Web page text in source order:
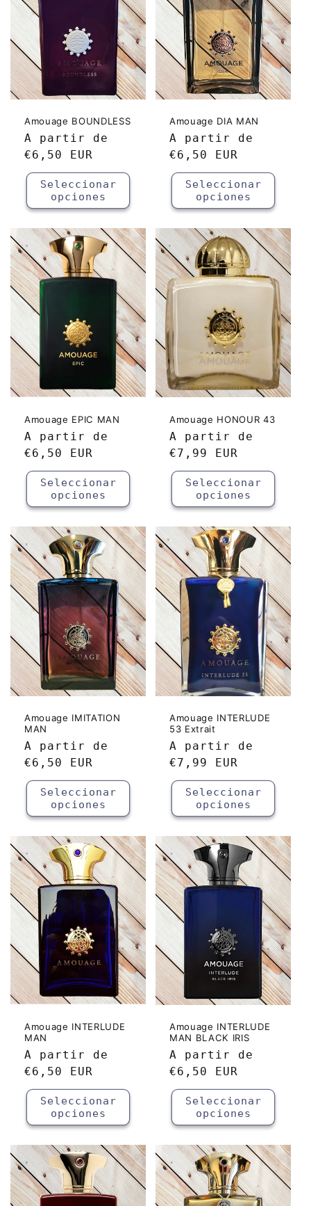
Amouage BOUNDLESS
Precio
habitual
A partir de
€6,50 EUR
Seleccionar
opciones
Amouage DIA MAN
Precio
habitual
A partir de
€6,50 EUR
Seleccionar
opciones
Amouage EPIC MAN
Precio
habitual
A partir de
€6,50 EUR
Seleccionar
opciones
Amouage HONOUR 43
Precio
habitual
A partir de
€7,99 EUR
Seleccionar
opciones
Amouage IMITATION
MAN
Precio
habitual
A partir de
€6,50 EUR
Seleccionar
opciones
Amouage INTERLUDE
53 Extrait
Precio
habitual
A partir de
€7,99 EUR
Seleccionar
opciones
Amouage INTERLUDE
MAN
Precio
habitual
A partir de
€6,50 EUR
Seleccionar
opciones
Amouage INTERLUDE
MAN BLACK IRIS
Precio
habitual
A partir de
€6,50 EUR
Seleccionar
opciones